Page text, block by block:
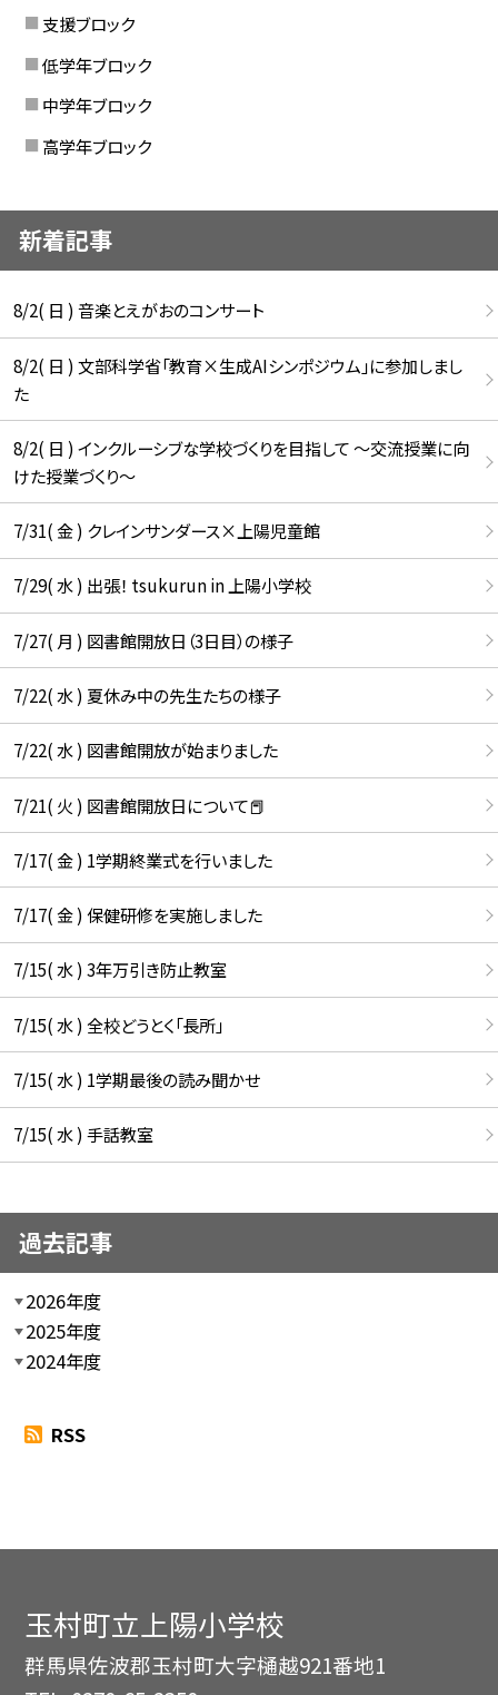
支援ブロック
低学年ブロック
中学年ブロック
高学年ブロック
新着記事
8/2( 日 ) 音楽とえがおのコンサート
8/2( 日 ) 文部科学省「教育×生成AIシンポジウム」に参加しまし
た
8/2( 日 ) インクルーシブな学校づくりを目指して ～交流授業に向
けた授業づくり～
7/31( 金 ) クレインサンダース×上陽児童館
7/29( 水 ) 出張！ tsukurun in 上陽小学校
7/27( 月 ) 図書館開放日（3日目）の様子
7/22( 水 ) 夏休み中の先生たちの様子
7/22( 水 ) 図書館開放が始まりました
7/21( 火 ) 図書館開放日について📕
7/17( 金 ) 1学期終業式を行いました
7/17( 金 ) 保健研修を実施しました
7/15( 水 ) 3年万引き防止教室
7/15( 水 ) 全校どうとく「長所」
7/15( 水 ) 1学期最後の読み聞かせ
7/15( 水 ) 手話教室
過去記事
2026年度
2025年度
2024年度
RSS
玉村町立上陽小学校
群馬県佐波郡玉村町大字樋越921番地1